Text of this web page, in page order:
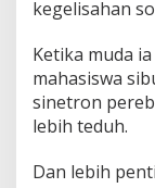
kegelisahan
Ketika muda
mahasiswa
sinetron
lebih teduh.
Dan lebih